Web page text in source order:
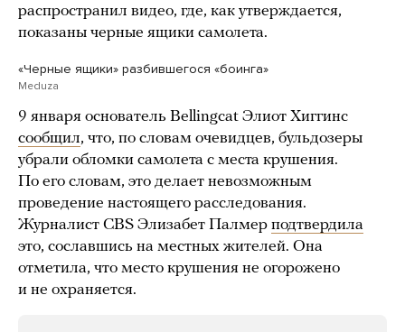
распространил видео, где, как утверждается,
показаны черные ящики самолета.
«Черные ящики» разбившегося «боинга»
Meduza
9 января основатель Bellingcat Элиот Хиггинс
сообщил, что, по словам очевидцев, бульдозеры
убрали обломки самолета с места крушения.
По его словам, это делает невозможным
проведение настоящего расследования.
Журналист CBS Элизабет Палмер подтвердила
это, сославшись на местных жителей. Она
отметила, что место крушения не огорожено
и не охраняется.